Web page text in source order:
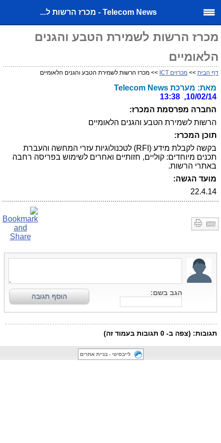
Telecom News - מכרז הרשות ל...
מכרז הרשות לשמירת הטבע והגנים
הלאומיים
דף הבית >> מכרזים ICT >> מכרז הרשות לשמירת הטבע והגנים הלאומיים
מאת: מערכת Telecom News
10/02/14, 13:38
החברה מפרסמת המכרז:
הרשות לשמירת הטבע והגנים הלאומיים
תוכן המכרז:
בקשה לקבלת מידע (RFI) לטכנולוגיות עזרי המחשה והעברת
תכנים מיוחדים: קוליים, חזותיים ואחרים לשימוש בפריסה רחבה
באתרי הרשות.
מועד הגשה:
22.4.14
לייבסיטי - בניית אתרים